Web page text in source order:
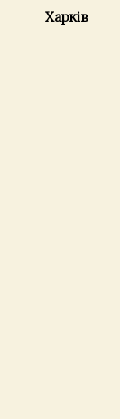
Харків